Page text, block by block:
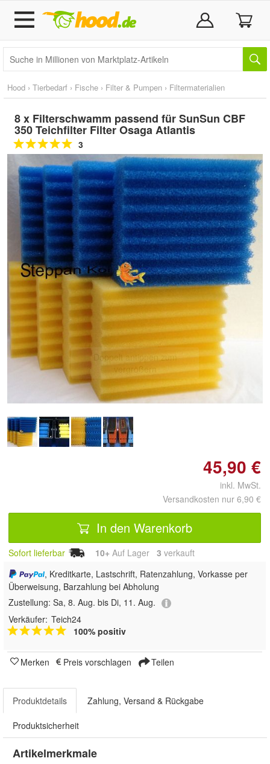
Hood › Tierbedarf › Fische › Filter & Pumpen › Filtermaterialien
8 x Filterschwamm passend für SunSun CBF
350 Teichfilter Filter Osaga Atlantis
3
Doppelt antippen zum
vergrößern
45,90 €
inkl. MwSt.
Versandkosten nur 6,90 €
In den Warenkorb
Sofort lieferbar 10+ Auf Lager 3 verkauft
, Kreditkarte, Lastschrift, Ratenzahlung, Vorkasse per
Überweisung, Barzahlung bei Abholung
Zustellung: Sa, 8. Aug. bis Di, 11. Aug.
Verkäufer: Teich24
100% positiv
Merken Preis vorschlagen Teilen
Produktdetails Zahlung, Versand & Rückgabe
Produktsicherheit
Artikelmerkmale